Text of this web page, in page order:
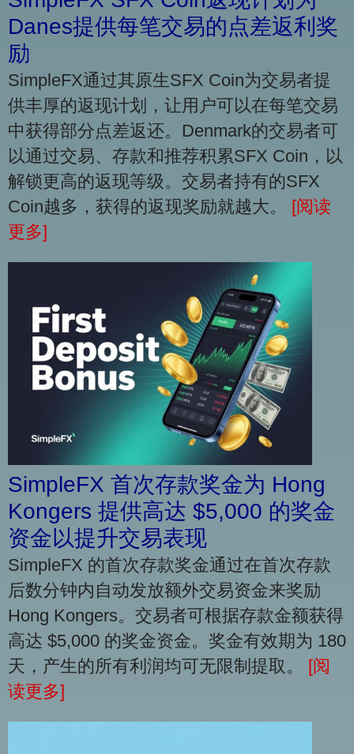
Danes提供每笔交易的点差返利奖
励
SimpleFX通过其原生SFX Coin为交易者提
供丰厚的返现计划，让用户可以在每笔交易
中获得部分点差返还。Denmark的交易者可
以通过交易、存款和推荐积累SFX Coin，以
解锁更高的返现等级。交易者持有的SFX
Coin越多，获得的返现奖励就越大。 [阅读
更多]
SimpleFX 首次存款奖金为 Hong
Kongers 提供高达 $5,000 的奖金
资金以提升交易表现
SimpleFX 的首次存款奖金通过在首次存款
后数分钟内自动发放额外交易资金来奖励
Hong Kongers。交易者可根据存款金额获得
高达 $5,000 的奖金资金。奖金有效期为 180
天，产生的所有利润均可无限制提取。 [阅
读更多]